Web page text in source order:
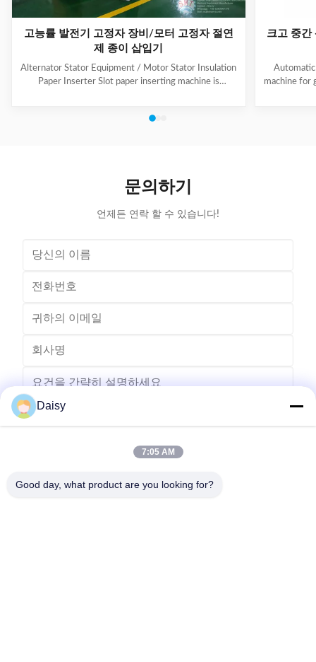
고능률 발전기 고정자 장비/모터 고정자 절연
제 종이 삽입기
Alternator Stator Equipment / Motor Stator Insulation
Paper Inserter Slot paper inserting machine is
as paper feeding, forming, folding, inserting and stator
Stator I.D
크고 중간
machine for
문의하기
언제든 연락 할 수 있습니다!
Daisy
7:05 AM
Good day, what product are you looking for?